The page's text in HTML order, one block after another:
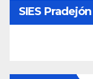
SIES Pradejón